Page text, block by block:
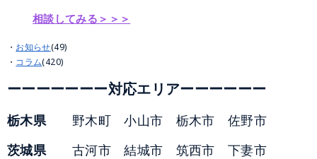
相談してみる＞＞＞
お知らせ(49)
コラム(420)
ーーーーーーー対応エリアーーーーーー
栃木県 野木町 小山市 栃木市 佐野市
茨城県 古河市 結城市 筑西市 下妻市